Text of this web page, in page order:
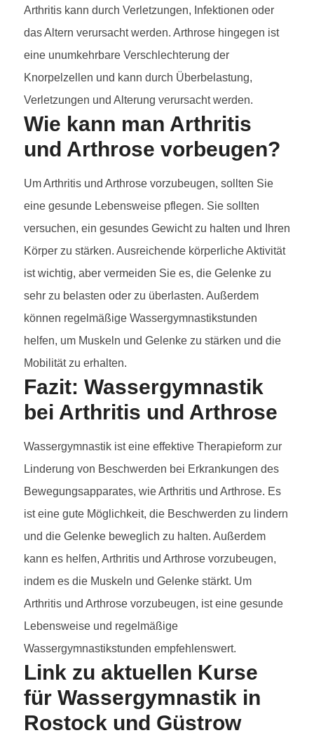
Arthritis kann durch Verletzungen, Infektionen oder
das Altern verursacht werden. Arthrose hingegen ist
eine unumkehrbare Verschlechterung der
Knorpelzellen und kann durch Überbelastung,
Verletzungen und Alterung verursacht werden.
Wie kann man Arthritis
und Arthrose vorbeugen?
Um Arthritis und Arthrose vorzubeugen, sollten Sie
eine gesunde Lebensweise pflegen. Sie sollten
versuchen, ein gesundes Gewicht zu halten und Ihren
Körper zu stärken. Ausreichende körperliche Aktivität
ist wichtig, aber vermeiden Sie es, die Gelenke zu
sehr zu belasten oder zu überlasten. Außerdem
können regelmäßige Wassergymnastikstunden
helfen, um Muskeln und Gelenke zu stärken und die
Mobilität zu erhalten.
Fazit: Wassergymnastik
bei Arthritis und Arthrose
Wassergymnastik ist eine effektive Therapieform zur
Linderung von Beschwerden bei Erkrankungen des
Bewegungsapparates, wie Arthritis und Arthrose. Es
ist eine gute Möglichkeit, die Beschwerden zu lindern
und die Gelenke beweglich zu halten. Außerdem
kann es helfen, Arthritis und Arthrose vorzubeugen,
indem es die Muskeln und Gelenke stärkt. Um
Arthritis und Arthrose vorzubeugen, ist eine gesunde
Lebensweise und regelmäßige
Wassergymnastikstunden empfehlenswert.
Link zu aktuellen Kurse
für Wassergymnastik in
Rostock und Güstrow